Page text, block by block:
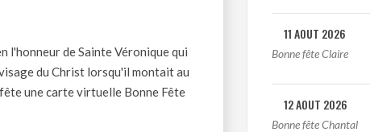
l'honneur de Sainte Véronique qui
du Christ lorsqu'il montait au
unecarte virtuelle Bonne Fête
11 AOUT 2026
Bonne fête Claire
12 AOUT 2026
Bonne fête Chantal